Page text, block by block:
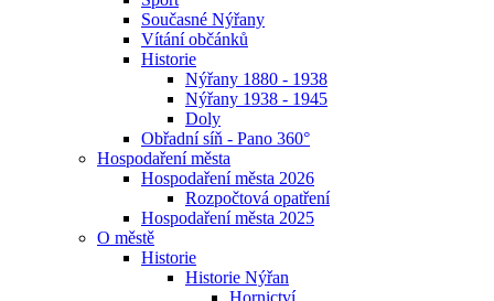
Současné Nýřany
Vítání občánků
Historie
Nýřany 1880 - 1938
Nýřany 1938 - 1945
Doly
Obřadní síň - Pano 360°
Hospodaření města
Hospodaření města 2026
Rozpočtová opatření
Hospodaření města 2025
O městě
Historie
Historie Nýřan
Hornictví